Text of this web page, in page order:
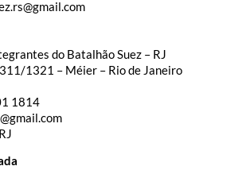
do Batalhão Suez – RJ
1321 – Méier – Rio de Janeiro
1814